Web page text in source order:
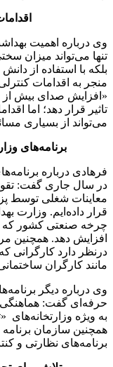
وی درباره اهمیت
تنها می‌تواند میزان
بلکه با استفاده از
منجر به اقدامات
«افزایش صدای بیش از
تاثیر قرار دهد؛ اما
می‌تواند از بسیاری
برنامه‌های
فرهادی درباره
در سال جاری گفت:
معاینات شغلی توسط
قرار داده‌ایم. وزارت
چرخه صنعتی کشور که
افزایش دهد. همچنین
درنظر دارد کارگرانی
مانند کارگران
وی درباره دیگر
حرفه‌ای گفت: هماهنگی
به ویژه وزارتخانه‌های
همچنین سازمان
برنامه‌های نظارتی و